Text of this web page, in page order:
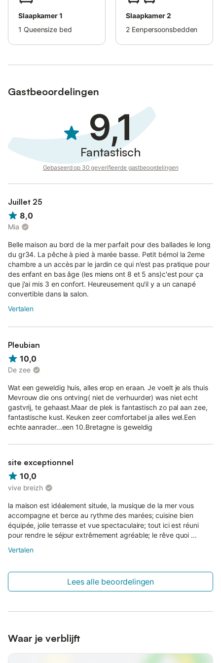
Slaapkamer 1
1 Queensize bed
Slaapkamer 2
2 Eenpersoonsbedden
Gastbeoordelingen
9,1
Fantastisch
Gebaseerd op 30 geverifieerde gastbeoordelingen
Juillet 25
8,0
Mia
Belle maison au bord de la mer parfait pour des ballades le long
du gr34. La pêche à pied à marée basse. Petit bémol la 2eme
chambre a un accès par le jardin ce qui n'est pas pratique pour
des enfant en bas âge (les miens ont 8 et 5 ans)c'est pour ça
que j'ai mis 3 en confort. Heureusement qu'il y a un canapé
convertible dans la salon.
Vertalen
Pleubian
10,0
De zee
Wat een geweldig huis, alles erop en eraan. Je voelt je als thuis
Mevrouw die ons ontving( niet de verhuurder) was niet echt
gastvrij, te gehaast.Maar de plek is fantastisch zo pal aan zee,
fantastische kust. Keuken zeer comfortabel ja alles wel.Een
echte aanrader...een 10.Bretagne is geweldig
site exceptionnel
10,0
vive breizh
la maison est idéalement située, la musique de la mer vous
accompagne et berce au rythme des marées; cuisine bien
équipée, jolie terrasse et vue spectaculaire; tout ici est réuni
pour rendre le séjour extrêmement agréable; le rêve quoi ...
Vertalen
Lees alle beoordelingen
Waar je verblijft